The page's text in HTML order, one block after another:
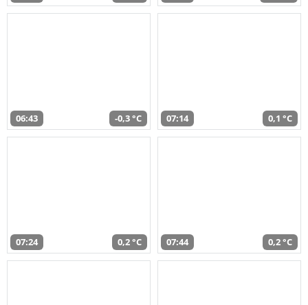
06:43 -0,3 °C 07:14 0,1 °C
07:24 0,2 °C 07:44 0,2 °C